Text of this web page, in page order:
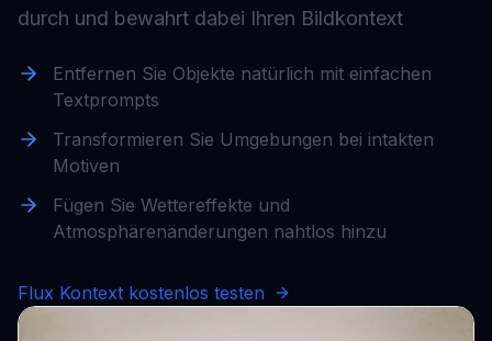
durch und bewahrt dabei Ihren Bildkontext
Entfernen Sie Objekte natürlich mit einfachen
Textprompts
Transformieren Sie Umgebungen bei intakten
Motiven
Fügen Sie Wettereffekte und
Atmosphärenänderungen nahtlos hinzu
Flux Kontext kostenlos testen